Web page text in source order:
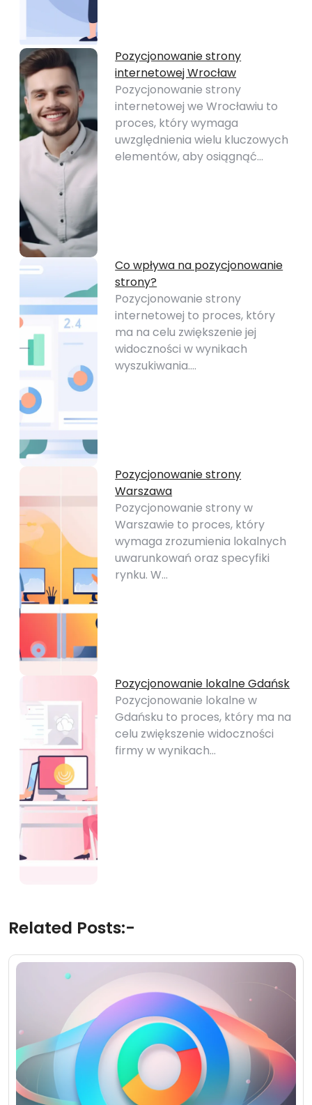
Pozycjonowanie strony
internetowej Wrocław
Pozycjonowanie strony
internetowej we Wrocławiu to
proces, który wymaga
uwzględnienia wielu kluczowych
elementów, aby osiągnąć…
Co wpływa na pozycjonowanie
strony?
Pozycjonowanie strony
internetowej to proces, który
ma na celu zwiększenie jej
widoczności w wynikach
wyszukiwania.…
Pozycjonowanie strony
Warszawa
Pozycjonowanie strony w
Warszawie to proces, który
wymaga zrozumienia lokalnych
uwarunkowań oraz specyfiki
rynku. W…
Pozycjonowanie lokalne Gdańsk
Pozycjonowanie lokalne w
Gdańsku to proces, który ma na
celu zwiększenie widoczności
firmy w wynikach…
Related Posts:-